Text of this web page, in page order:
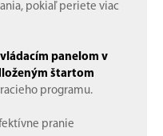
pokiaľ periete viac
panelom v
štartom
programu.
pranie